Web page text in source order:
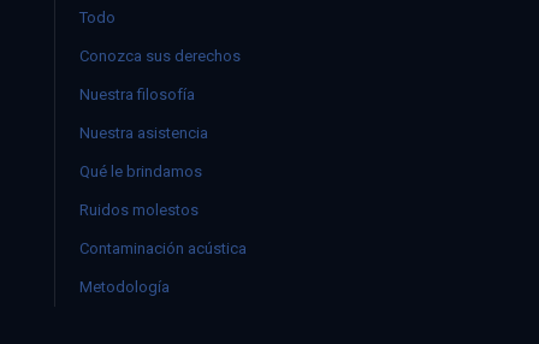
Todo
Conozca sus derechos
Nuestra filosofía
Nuestra asistencia
Qué le brindamos
Ruidos molestos
Contaminación acústica
Metodología